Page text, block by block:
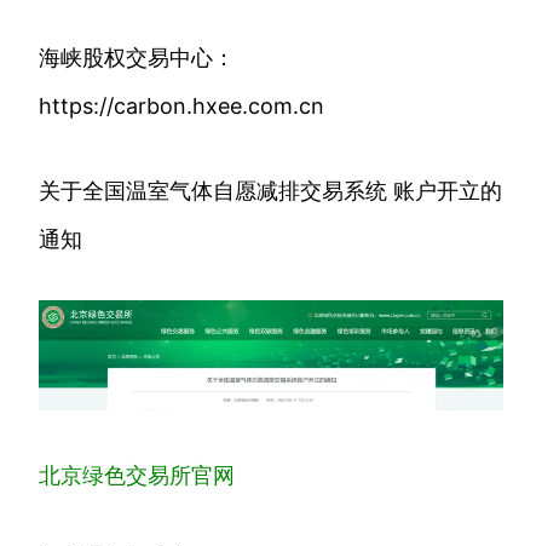
海峡股权交易中心：
https://carbon.hxee.com.cn
关于全国温室气体自愿减排交易系统 账户开立的
通知
北京绿色交易所官网